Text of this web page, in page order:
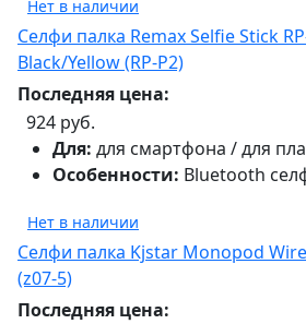
Нет в наличии
Селфи палка Remax Selfie Stick
Black/Yellow (RP-P2)
Последняя цена:
924 руб.
Для: для смартфона / для
Особенности: Bluetooth
Нет в наличии
Селфи палка Kjstar Monopod
(z07-5)
Последняя цена: